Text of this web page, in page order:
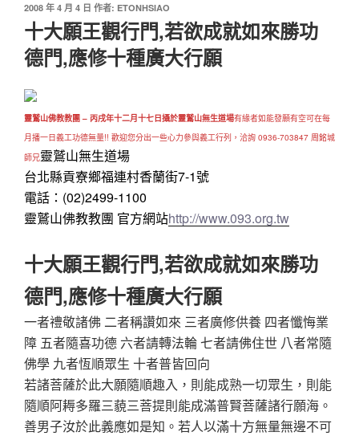
2008 年 4 月 4 日 作者: ETONHSIAO
十大願王觀行門,若欲成就如來勝功
德門,應修十種廣大行願
靈鷲山佛教教團 – 丙戌年十二月十七日攝於靈鷲山無生道場有緣者如能發願有空可在每
月播一日義工功德無量!! 歡迎您分出一些心力參與義工行列，洽詢 0936-703847 周銘城
師兄靈鷲山無生道場
台北縣貢寮鄉福連村香蘭街7-1號
電話：(02)2499-1100
靈鷲山佛教教團 官方網站http://www.093.org.tw
十大願王觀行門,若欲成就如來勝功
德門,應修十種廣大行願
一者禮敬諸佛 二者稱讚如來 三者廣修供養 四者懺悔業
障 五者隨喜功德 六者請轉法輪 七者請佛住世 八者常隨
佛學 九者恆順眾生 十者普皆回向
若諸菩薩於此大願隨順趣入，則能成熟一切眾生，則能
隨順阿耨多羅三藐三菩提則能成滿普賢菩薩諸行願海。
善男子汝於此義應如是知。若人以滿十方無量無邊不可